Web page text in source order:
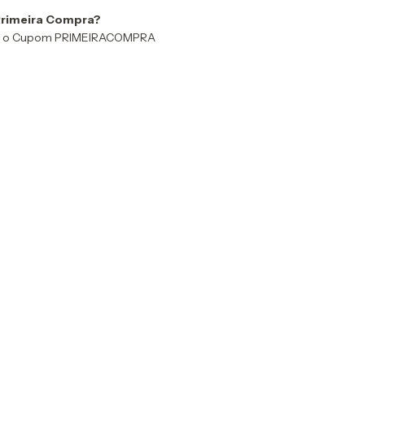
Compra?
Cupom PRIMEIRACOMPRA